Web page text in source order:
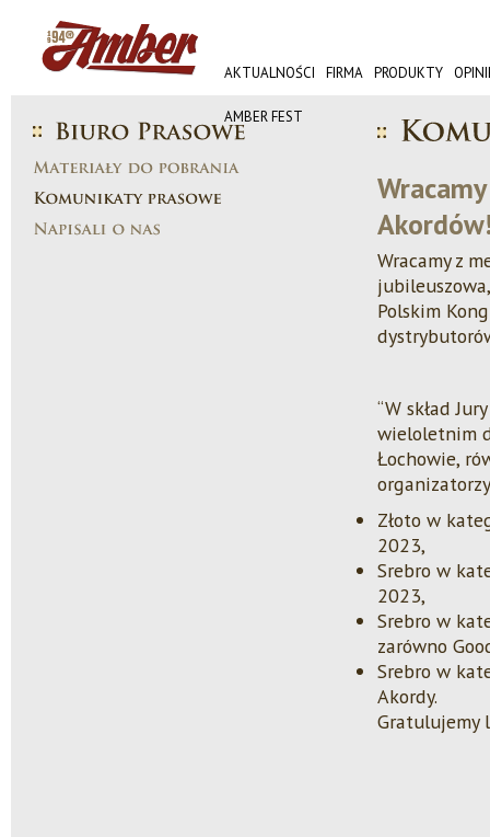
AKTUALNOŚCI FIRMA PRODUKTY
AMBER FEST
Wracamy z
Polskim
“W skład
wieloletnim
Łochowie,
Złoto w
2023,
Srebro w
2023,
Srebro w
zarówno
Srebro w
Akordy.
Gratulujemy